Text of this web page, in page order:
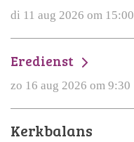
di 11 aug 2026 om 15:00
Eredienst
zo 16 aug 2026 om 9:30
Kerkbalans